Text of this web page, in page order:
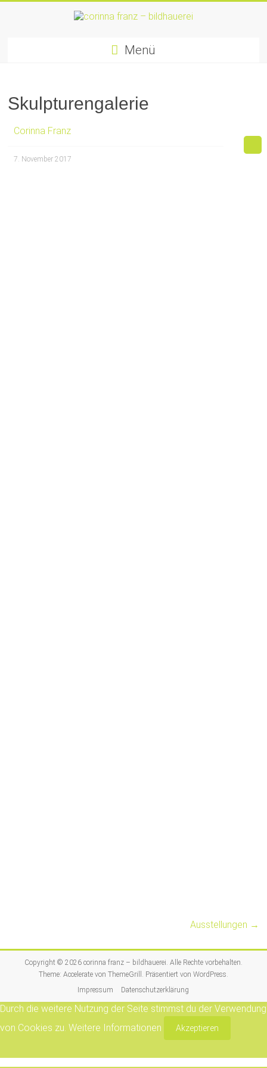
bildhauerei
lichtgestalten
Menü
Skulpturengalerie
Corinna Franz
7. November 2017
Ausstellungen →
Copyright © 2026 corinna franz – bildhauerei. Alle Rechte vorbehalten.
Theme: Acceleratevon ThemeGrill. Präsentiert von WordPress.
Impressum
Datenschutzerklärung
Durch die weitere Nutzung der Seite stimmst du der Verwendung
von Cookies zu. Weitere Informationen Akzeptieren